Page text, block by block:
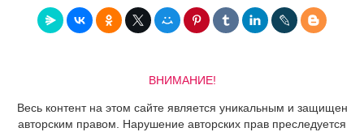
ВНИМАНИЕ!
Весь контент на этом сайте является уникальным и защищен
авторским правом. Нарушение авторских прав преследуется